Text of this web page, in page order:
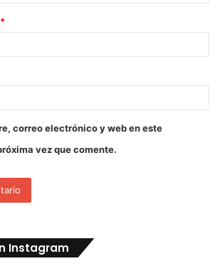
*
correo electrónico y web en este
vez que comente.
Instagram